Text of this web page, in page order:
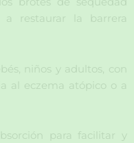
restaurar la barrera
niños y adultos, con
al eczema atópico o a
para facilitar y